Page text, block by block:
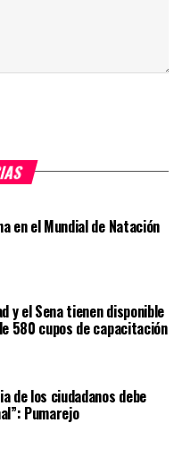
en el Mundial de Natación
y el Sena tienen disponible
580 cupos de capacitación
de los ciudadanos debe
Pumarejo